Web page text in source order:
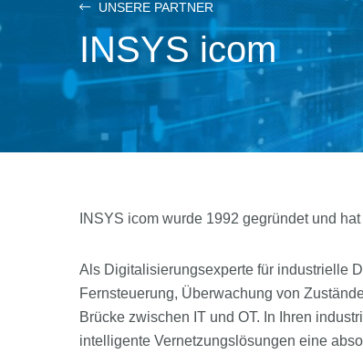
UNSERE PARTNER
INSYS icom
INSYS icom wurde 1992 gegründet und
Als Digitalisierungsexperte für industrielle
Fernsteuerung, Überwachung von
Brücke zwischen IT und OT. In Ihren
intelligente Vernetzungslösungen eine